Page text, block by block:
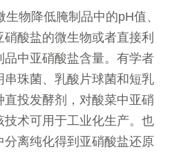
物降低腌制品中的pH值、
酸盐的微生物或者直接利
品中亚硝酸盐含量。有学者
珠菌、乳酸片球菌和短乳
投发酵剂，对酸菜中亚硝
术可用于工业化生产。也
离纯化得到亚硝酸盐还原